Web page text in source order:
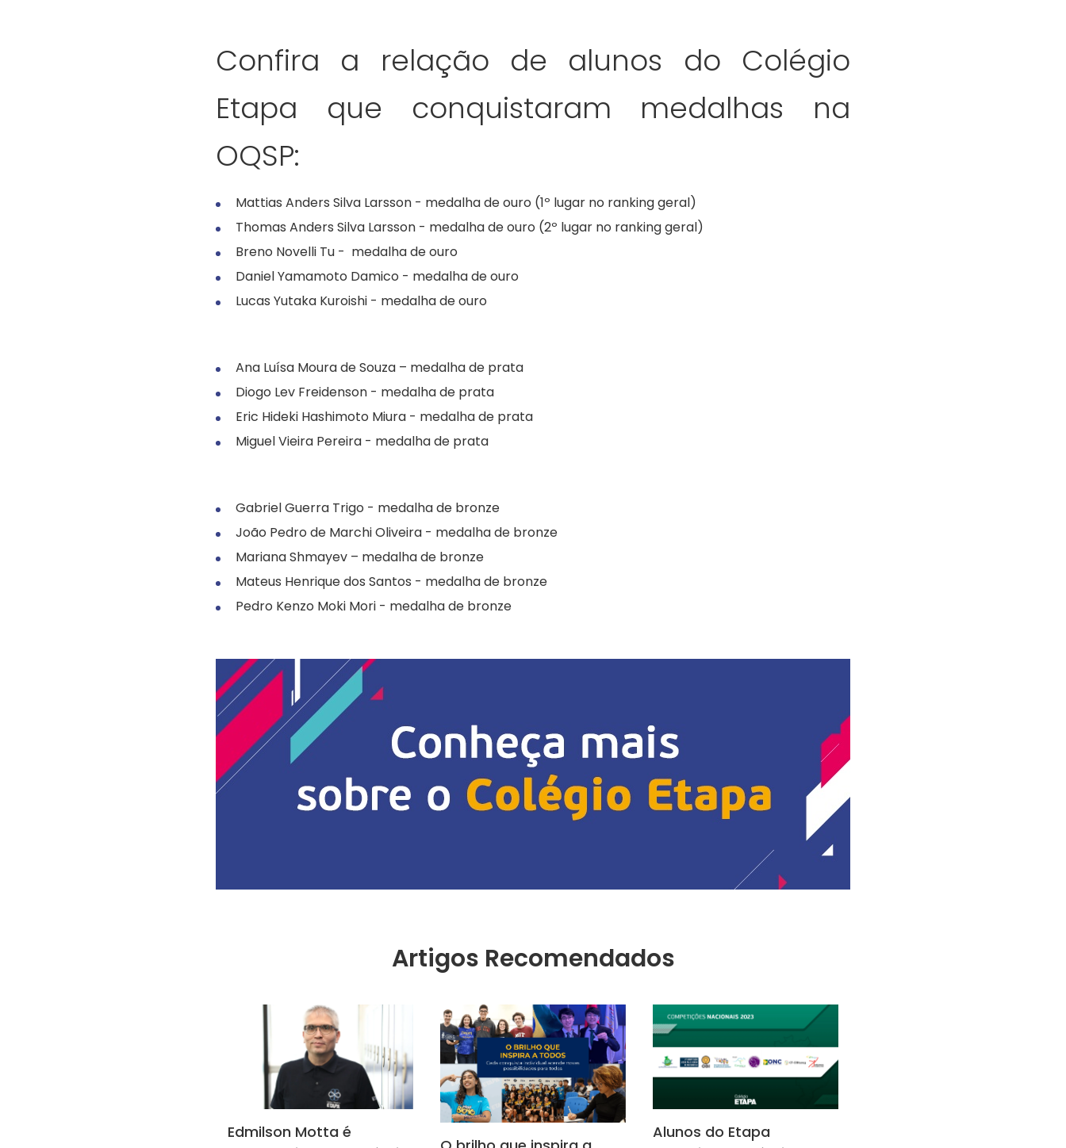
Confira a relação de alunos do Colégio
Etapa que conquistaram medalhas na
OQSP:
Mattias Anders Silva Larsson - medalha de ouro (1º lugar no ranking geral)
Thomas Anders Silva Larsson - medalha de ouro (2º lugar no ranking geral)
Breno Novelli Tu - medalha de ouro
Daniel Yamamoto Damico - medalha de ouro
Lucas Yutaka Kuroishi - medalha de ouro
Ana Luísa Moura de Souza – medalha de prata
Diogo Lev Freidenson - medalha de prata
Eric Hideki Hashimoto Miura - medalha de prata
Miguel Vieira Pereira - medalha de prata
Gabriel Guerra Trigo - medalha de bronze
João Pedro de Marchi Oliveira - medalha de bronze
Mariana Shmayev – medalha de bronze
Mateus Henrique dos Santos - medalha de bronze
Pedro Kenzo Moki Mori - medalha de bronze
Artigos Recomendados
Edmilson Motta é
Alunos do Etapa